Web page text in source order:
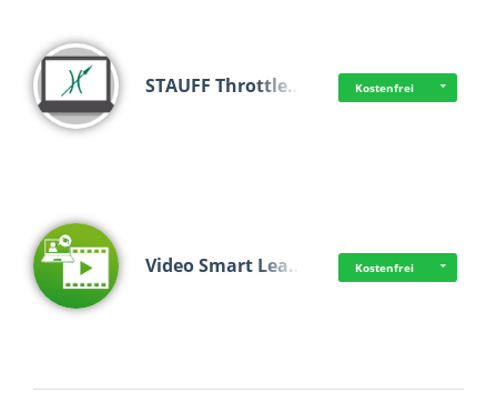
STAUFF Throttle… Kostenfrei
Video Smart Lea… Kostenfrei